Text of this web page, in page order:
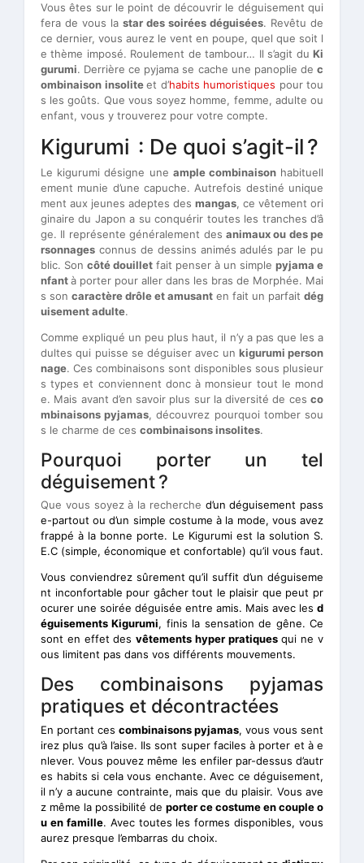
Vous êtes sur le point de découvrir le déguisement qui
fera de vous la star des soirées déguisées. Revêtu de
ce dernier, vous aurez le vent en poupe, quel que soit l
e thème imposé. Roulement de tambour… Il s’agit du Ki
gurumi. Derrière ce pyjama se cache une panoplie de c
ombinaison insoliteet d’habits humoristiques pour tou
s les goûts. Que vous soyez homme, femme, adulte ou
enfant, vous y trouverez pour votre compte.
Kigurumi : De quoi s’agit-il ?
Le kigurumi désigne une ample combinaisonhabituell
ement munie d’une capuche. Autrefois destiné unique
ment aux jeunes adeptes des mangas, ce vêtement ori
ginaire du Japon a su conquérir toutes les tranches d’â
ge. Il représente généralement des animaux ou des pe
rsonnages connus de dessins animés adulés par le pu
blic. Son côté douillet fait penser à un simple pyjama e
nfantà porter pour aller dans les bras de Morphée. Mai
s son caractère drôle et amusant en fait un parfait dég
uisement adulte.
Comme expliqué un peu plus haut, il n’y a pas que les a
dultes qui puisse se déguiser avec un kigurumi person
nage. Ces combinaisons sont disponibles sous plusieur
s types et conviennent donc à monsieur tout le mond
e. Mais avant d’en savoir plus sur la diversité de ces co
mbinaisons pyjamas, découvrez pourquoi tomber sou
s le charme de ces combinaisons insolites.
Pourquoi porter un tel
déguisement ?
Que vous soyez à la recherche d’un déguisement pass
e-partout ou d’un simple costume à la mode, vous avez
frappé à la bonne porte. Le Kigurumi est la solution S.
E.C (simple, économique et confortable) qu’il vous faut.
Vous conviendrez sûrement qu’il suffit d’un déguiseme
nt inconfortable pour gâcher tout le plaisir que peut pr
ocurer une soirée déguisée entre amis. Mais avec les d
éguisements Kigurumi, finis la sensation de gêne. Ce
sont en effet desvêtements hyper pratiquesqui ne v
ous limitent pas dans vos différents mouvements.
Des combinaisons pyjamas
pratiques et décontractées
En portant ces combinaisons pyjamas, vous vous sent
irez plus qu’à l’aise. Ils sont super faciles à porter et à e
nlever. Vous pouvez même les enfiler par-dessus d’autr
es habits si cela vous enchante. Avec ce déguisement,
il n’y a aucune contrainte, mais que du plaisir. Vous ave
z même la possibilité de porter ce costume en couple o
u en famille. Avec toutes les formes disponibles, vous
aurez presque l’embarras du choix.